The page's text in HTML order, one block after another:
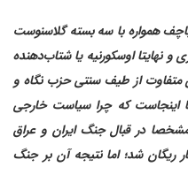
همواره با سه بسته گلاسنوست
و نهایتا اوسکورنیه یا شتاب‌دهنده
از طیف سنتی حزب نگاه و
اینجاست که چرا سیاست خارجی
در قبال جنگ ایران و عراق
ریگان شد؛ اما نتیجه آن بر جنگ